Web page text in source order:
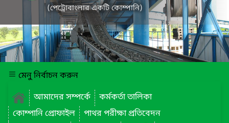
(পেট্রোবাংলার একটি কোম্পানি)
মেনু নির্বাচন করুন
আমাদের সম্পর্কে
কর্মকর্তা তালিকা
কোম্পানি প্রোফাইল
পাথর পরীক্ষা প্রতিবেদন